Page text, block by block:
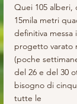
Quei 105 alberi,
15mila metri
definitiva
progetto varato
(poche
del 26 e del 30
bisogno di
tutte le